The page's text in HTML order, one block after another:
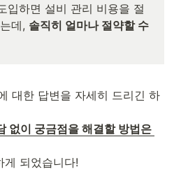
입하면 설비 관리 비용을 절
데, 솔직히 얼마나 절약할 수
대한 답변을 자세히 드리긴 하
없이 궁금점을 해결할 방법은
게 되었습니다!